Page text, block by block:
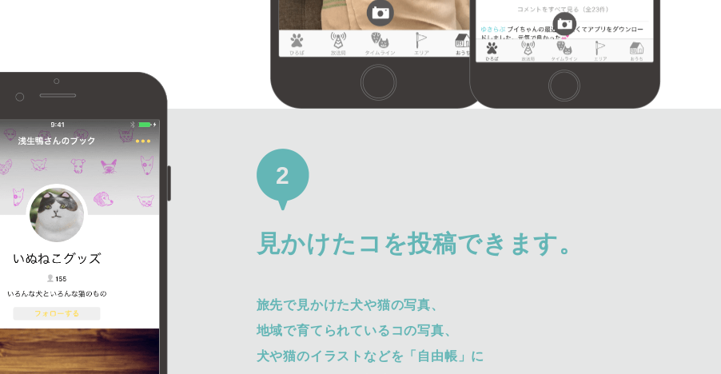
2
見かけたコを投稿できます。
旅先で見かけた犬や猫の写真、
地域で育てられているコの写真、
犬や猫のイラストなどを「自由帳」に